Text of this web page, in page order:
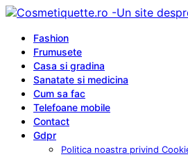
Fashion
Frumusete
Casa si gradina
Sanatate si medicina
Cum sa fac
Telefoane mobile
Contact
Gdpr
Politica noastra privind